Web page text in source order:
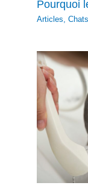
Pourquoi
Articles,Chats